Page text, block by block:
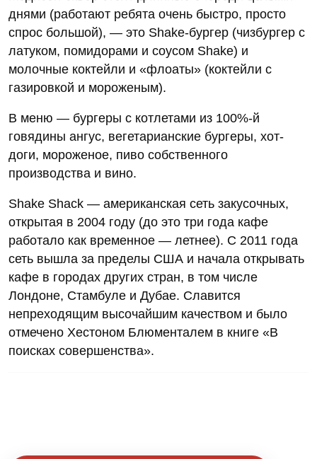
днями (работают ребята очень быстро, просто
спрос большой), — это Shake-бургер (чизбургер с
латуком, помидорами и соусом Shake) и
молочные коктейли и «флоаты» (коктейли с
газировкой и мороженым).
В меню — бургеры с котлетами из 100%-й
говядины ангус, вегетарианские бургеры, хот-
доги, мороженое, пиво собственного
производства и вино.
Shake Shack — американская сеть закусочных,
открытая в 2004 году (до это три года кафе
работало как временное — летнее). С 2011 года
сеть вышла за пределы США и начала открывать
кафе в городах других стран, в том числе
Лондоне, Стамбуле и Дубае. Славится
непреходящим высочайшим качеством и было
отмечено Хестоном Блюменталем в книге «В
поисках совершенства».